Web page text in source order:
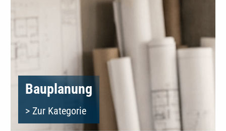
Bauplanung
> Zur Kategorie